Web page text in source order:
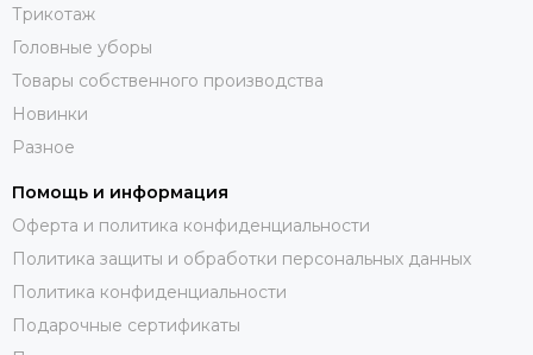
Трикотаж
Головные уборы
Товары собственного производства
Новинки
Разное
Помощь и информация
Оферта и политика конфиденциальности
Политика защиты и обработки персональных данных
Политика конфиденциальности
Подарочные сертификаты